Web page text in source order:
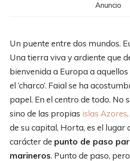
Anuncio
Un puente entre dos mundos.
Una tierra viva y ardiente que
bienvenida a Europa a
el ‘charco’. Faial se ha
papel. En el centro de todo. No
sino de las propias islas Azores
de su capital, Horta, es el lugar
carácter de punto de paso
marineros. Punto de paso,